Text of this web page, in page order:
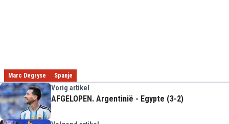
Marc Degryse Spanje
Vorig artikel
AFGELOPEN. Argentinië - Egypte (3-2)